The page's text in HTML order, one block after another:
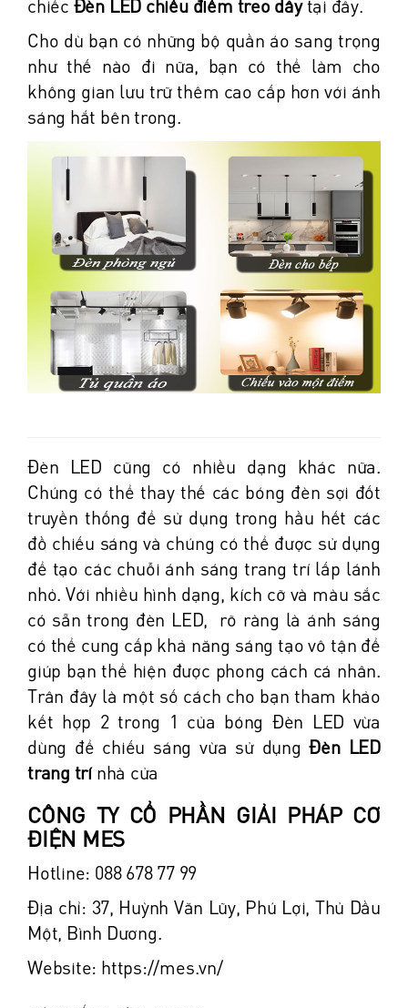
chiếc Đèn LED chiếu điểm treo dâytại đây.
Cho dù bạn có những bộ quần áo sang trọng
như thế nào đi nữa, bạn có thể làm cho
không gian lưu trữ thêm cao cấp hơn với ánh
sáng hắt bên trong.
Đèn LED cũng có nhiều dạng khác nữa.
Chúng có thể thay thế các bóng đèn sợi đốt
truyền thống để sử dụng trong hầu hết các
đồ chiếu sáng và chúng có thể được sử dụng
để tạo các chuỗi ánh sáng trang trí lấp lánh
nhỏ. Với nhiều hình dạng, kích cỡ và màu sắc
có sẵn trong đèn LED, rõ ràng là ánh sáng
có thể cung cấp khả năng sáng tạo vô tận để
giúp bạn thể hiện được phong cách cá nhân.
Trân đây là một số cách cho bạn tham khảo
kết hợp 2 trong 1 của bóng Đèn LED vừa
dùng để chiếu sáng vừa sử dụngĐèn LED
trang trí nhà cửa
CÔNG TY CỔ PHẦN GIẢI PHÁP CƠ
ĐIỆN MES
Hotline: 088 678 77 99
Địa chỉ: 37, Huỳnh Văn Lũy, Phú Lợi, Thủ Dầu
Một, Bình Dương.
Website: https://mes.vn/